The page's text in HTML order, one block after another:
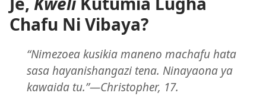
Chafu Ni Vibaya?
“Nimezoea kusikia maneno machafu hata
sasa hayanishangazi tena. Ninayaona ya
kawaida tu.”​—Christopher, 17.